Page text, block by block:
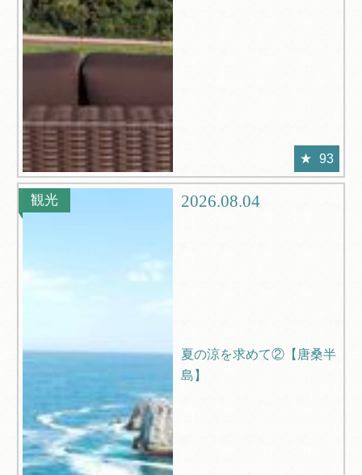
93
観光 2026.08.04
夏の涼を求めて②【唐桑半
島】